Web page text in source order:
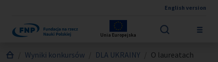
English version
Unia Europejska
Jesteś tutaj:Wyniki konkursów DLA UKRAINY O laureatach